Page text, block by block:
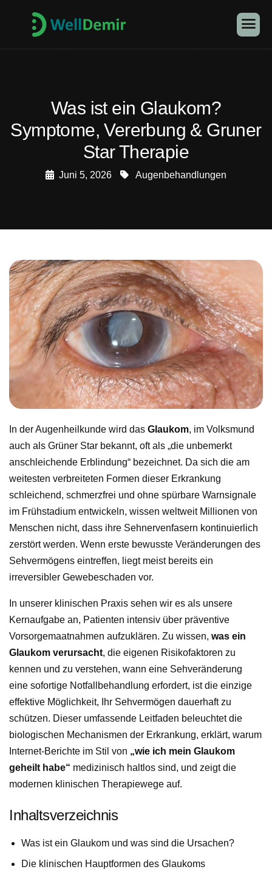
Was ist ein Glaukom?
Symptome, Vererbung & Gruner
Star Therapie
Juni 5, 2026 Augenbehandlungen
In der Augenheilkunde wird das Glaukom, im Volksmund
auch als Grüner Star bekannt, oft als „die unbemerkt
anschleichende Erblindung“ bezeichnet. Da sich die am
weitesten verbreiteten Formen dieser Erkrankung
schleichend, schmerzfrei und ohne spürbare Warnsignale
im Frühstadium entwickeln, wissen weltweit Millionen von
Menschen nicht, dass ihre Sehnervenfasern kontinuierlich
zerstört werden. Wenn erste bewusste Veränderungen des
Sehvermögens eintreffen, liegt meist bereits ein
irreversibler Gewebeschaden vor.
In unserer klinischen Praxis sehen wir es als unsere
Kernaufgabe an, Patienten intensiv über präventive
Vorsorgemaatnahmen aufzuklären. Zu wissen, was ein
Glaukom verursacht, die eigenen Risikofaktoren zu
kennen und zu verstehen, wann eine Sehveränderung
eine sofortige Notfallbehandlung erfordert, ist die einzige
effektive Möglichkeit, Ihr Sehvermögen dauerhaft zu
schützen. Dieser umfassende Leitfaden beleuchtet die
biologischen Mechanismen der Erkrankung, erklärt, warum
Internet-Berichte im Stil von „wie ich mein Glaukom
geheilt habe“ medizinisch haltlos sind, und zeigt die
modernen klinischen Therapiewege auf.
Inhaltsverzeichnis
Was ist ein Glaukom und was sind die Ursachen?
Die klinischen Hauptformen des Glaukoms